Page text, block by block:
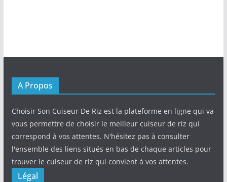
A Propos
Choisir Son Cuiseur De Riz est la plateforme en ligne qui va
vous permettre de choisir le meilleur cuiseur de riz qui
correspond à vos attentes. N'hésitez pas à consulter
l'ensemble des liens situés en bas de chaque articles pour
trouver le cuiseur de riz qui convient à vos attentes.
Légal